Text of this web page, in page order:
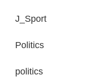
J_Sport
Politics
politics